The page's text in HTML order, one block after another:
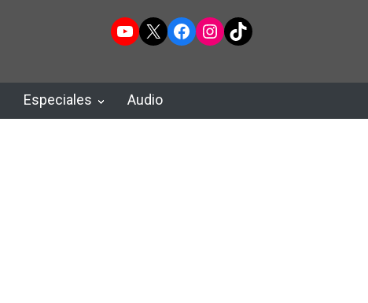
YouTube
X Facebook
Instagram
TikTok
Especiales Audio